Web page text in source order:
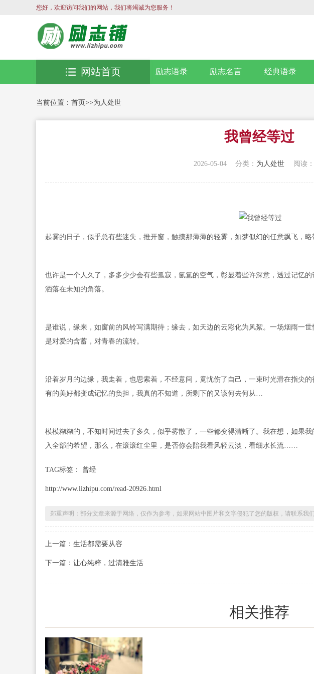
您好，欢迎访问我们的网站，我们将竭诚为您服务！
励志语录 励志名言 经典语录
网站首页
当前位置： 首页>>为人处世
我曾经等过
2026-05-04 分类： 为人处世 阅读
起雾的日子，似乎总有些迷失，推开窗，触摸那薄薄的轻雾，如梦似幻的任意飘飞，
也许是一个人久了，多多少少会有些孤寂，氤氲的空气，彰显着些许深意，透过记忆
洒落在未知的角落。
是谁说，缘来，如窗前的风铃写满期待；缘去，如天边的云彩化为风絮。一场烟雨一
是对爱的含蓄，对青春的流转。
沿着岁月的边缘，我走着，也思索着，不经意间，竟忧伤了自己，一束时光滑在指尖
有的美好都变成记忆的负担，我真的不知道，所剩下的又该何去何从…
模模糊糊的，不知时间过去了多久，似乎雾散了，一些都变得清晰了。我在想，如果
入全部的希望，那么，在滚滚红尘里，是否你会陪我看风轻云淡，看细水长流……
TAG标签： 曾经
http://www.lizhipu.com/read-20926.html
郑重声明：部分文章来源于网络，仅作为参考，如果网站中图片和文字侵犯了您的版权，请联系我
上一篇： 生活都需要从容
下一篇： 让心纯粹，过清雅生活
相关推荐